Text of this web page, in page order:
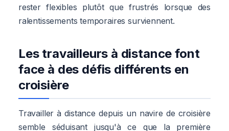
rester flexibles plutôt que frustrés lorsque des
ralentissements temporaires surviennent.
Les travailleurs à distance font
face à des défis différents en
croisière
Travailler à distance depuis un navire de croisière
semble séduisant jusqu'à ce que la première